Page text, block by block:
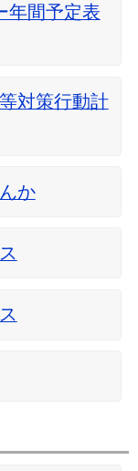
年間予定表
対策行動計
か